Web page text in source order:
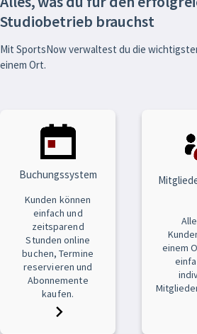
Studiobetrieb brauchst
Mit SportsNow verwaltest du die
einem Ort.
Buchungssystem
Kunden können
einfach und
zeitsparend
Stunden online
buchen, Termine
reservieren und
Abonnemente
kaufen.
einem